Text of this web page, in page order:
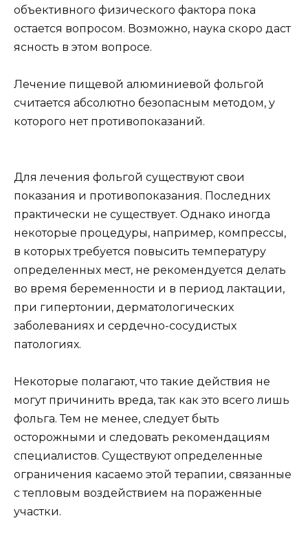
объективного физического фактора пока
остается вопросом. Возможно, наука скоро даст
ясность в этом вопросе.
Лечение пищевой алюминиевой фольгой
считается абсолютно безопасным методом, у
которого нет противопоказаний.
Для лечения фольгой существуют свои
показания и противопоказания. Последних
практически не существует. Однако иногда
некоторые процедуры, например, компрессы,
в которых требуется повысить температуру
определенных мест, не рекомендуется делать
во время беременности и в период лактации,
при гипертонии, дерматологических
заболеваниях и сердечно-сосудистых
патологиях.
Некоторые полагают, что такие действия не
могут причинить вреда, так как это всего лишь
фольга. Тем не менее, следует быть
осторожными и следовать рекомендациям
специалистов. Существуют определенные
ограничения касаемо этой терапии, связанные
с тепловым воздействием на пораженные
участки.